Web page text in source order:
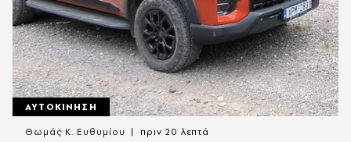
ΑΥΤΟΚΙΝΗΣΗ
Θωμάς K. Ευθυμίου πριν 20 λεπτά